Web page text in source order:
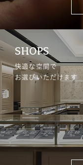
SHOPS
快適な空間で
お選びいただけます